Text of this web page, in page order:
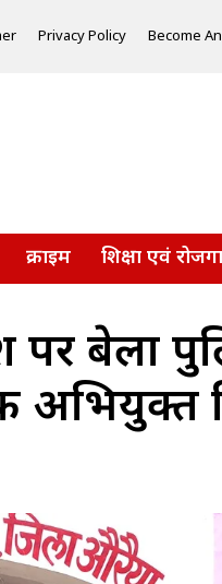
Privacy Policy Become
क्राइम शिक्षा एवं
बेला